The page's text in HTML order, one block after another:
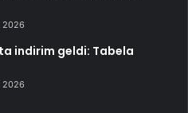
2026
indirim geldi: Tabela
2026